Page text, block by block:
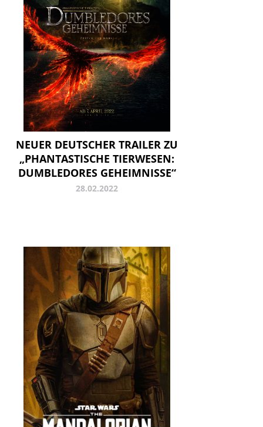
NEUER DEUTSCHER TRAILER ZU
„PHANTASTISCHE TIERWESEN:
DUMBLEDORES GEHEIMNISSE“
28.02.2022